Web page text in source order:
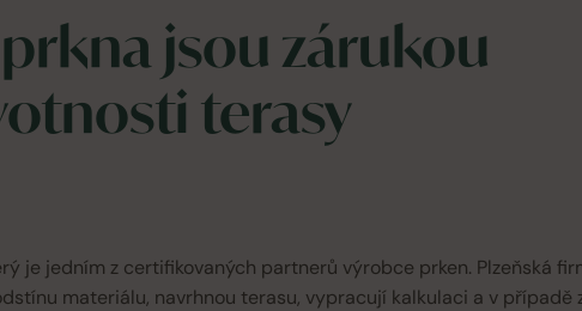
jsou zárukou
terasy
je jedním z certifikovaných partnerů výrobce prken. Plzeňská
materiálu, navrhnou terasu, vypracují kalkulaci a v případě